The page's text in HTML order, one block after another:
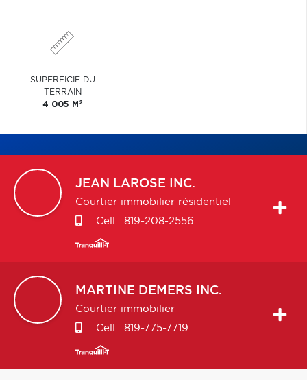
SUPERFICIE DU
TERRAIN
4 005 M 2
JEAN LAROSE INC.
Courtier immobilier résidentiel
Cell.: 819-208-2556
MARTINE DEMERS INC.
Courtier immobilier
Cell.: 819-775-7719